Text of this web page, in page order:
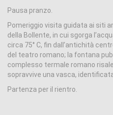
Pausa pranzo.
Pomeriggio visita guidata ai siti
della Bollente, in cui sgorga
circa 75° C, fin dall’antichità
del teatro romano; la fontana
complesso termale romano
sopravvive una vasca,
Partenza per il rientro.